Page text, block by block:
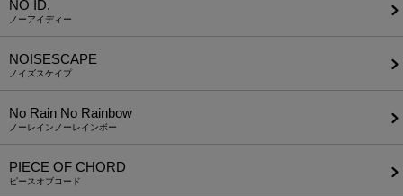
NO ID.
ノーアイディー
NOISESCAPE
ノイズスケイプ
No Rain No Rainbow
ノーレインノーレインボー
PIECE OF CHORD
ピースオブコード